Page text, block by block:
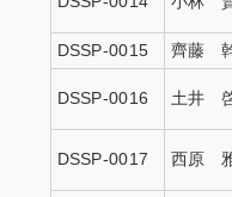
DSSP-0015
齊藤
DSSP-0016 土井
DSSP-0017 西原